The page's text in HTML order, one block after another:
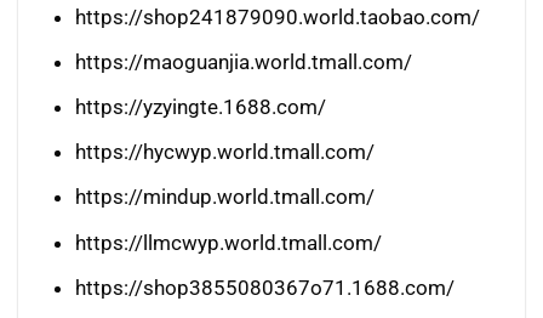
https://shop241879090.world.taobao.com/
https://maoguanjia.world.tmall.com/
https://yzyingte.1688.com/
https://hycwyp.world.tmall.com/
https://mindup.world.tmall.com/
https://llmcwyp.world.tmall.com/
https://shop3855080367o71.1688.com/